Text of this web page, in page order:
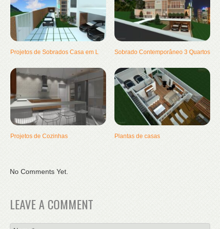
Projetos de Sobrados Casa em L Sobrado Contemporâneo 3 Quartos
Projetos de Cozinhas Plantas de casas
No Comments Yet.
LEAVE A COMMENT